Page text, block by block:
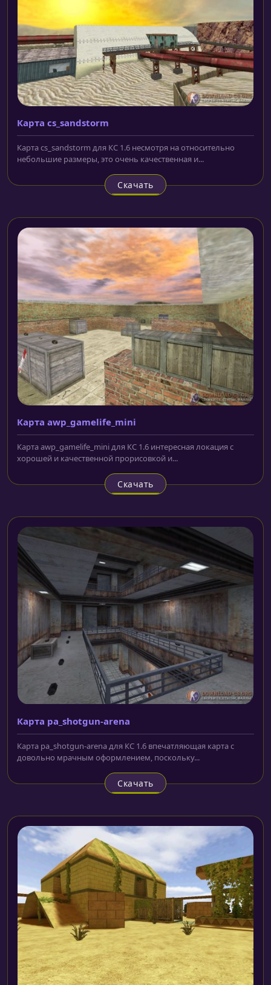
Карта cs_sandstorm
Карта cs_sandstorm для КС 1.6 несмотря на относительно
небольшие размеры, это очень качественная и...
Скачать
Карта awp_gamelife_mini
Карта awp_gamelife_mini для КС 1.6 интересная локация с
хорошей и качественной прорисовкой и...
Скачать
Карта pa_shotgun-arena
Карта pa_shotgun-arena для КС 1.6 впечатляющая карта с
довольно мрачным оформлением, поскольку...
Скачать